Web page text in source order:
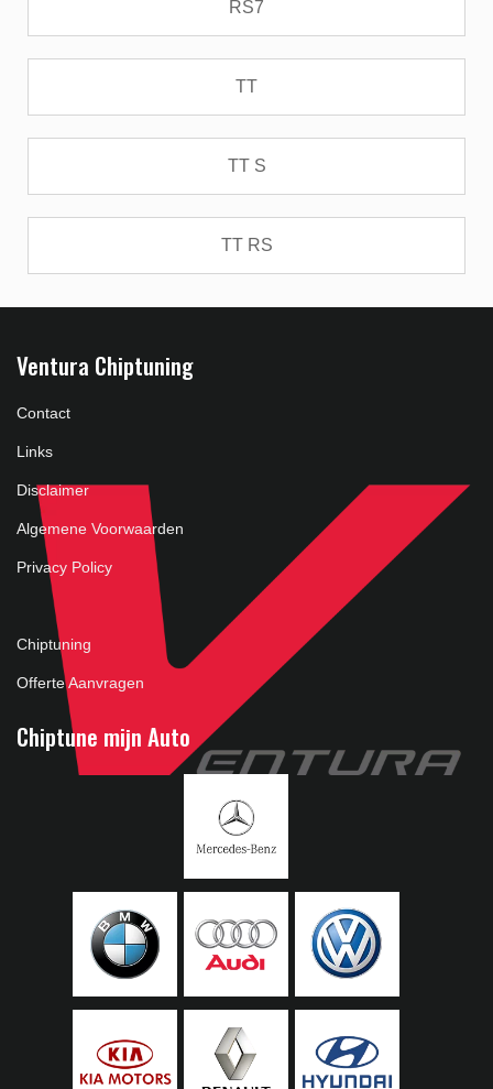
RS7
TT
TT S
TT RS
Ventura Chiptuning
Contact
Links
Disclaimer
Algemene Voorwaarden
Privacy Policy
Chiptuning
Offerte Aanvragen
Chiptune mijn Auto